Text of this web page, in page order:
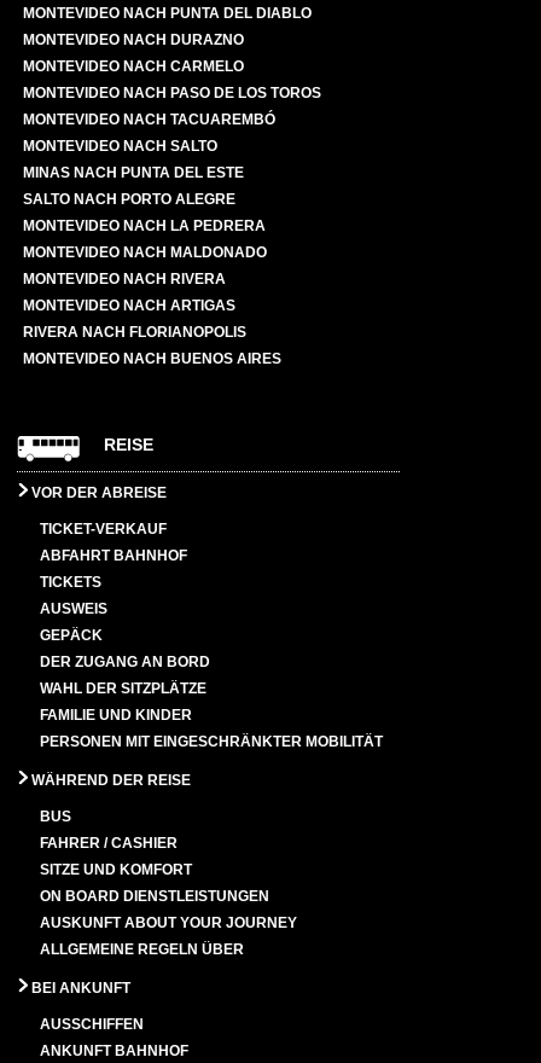
MONTEVIDEO NACH PUNTA DEL DIABLO
MONTEVIDEO NACH DURAZNO
MONTEVIDEO NACH CARMELO
MONTEVIDEO NACH PASO DE LOS TOROS
MONTEVIDEO NACH TACUAREMBÓ
MONTEVIDEO NACH SALTO
MINAS NACH PUNTA DEL ESTE
SALTO NACH PORTO ALEGRE
MONTEVIDEO NACH LA PEDRERA
MONTEVIDEO NACH MALDONADO
MONTEVIDEO NACH RIVERA
MONTEVIDEO NACH ARTIGAS
RIVERA NACH FLORIANOPOLIS
MONTEVIDEO NACH BUENOS AIRES
REISE
VOR DER ABREISE
TICKET-VERKAUF
ABFAHRT BAHNHOF
TICKETS
AUSWEIS
GEPÄCK
DER ZUGANG AN BORD
WAHL DER SITZPLÄTZE
FAMILIE UND KINDER
PERSONEN MIT EINGESCHRÄNKTER MOBILITÄT
WÄHREND DER REISE
BUS
FAHRER / CASHIER
SITZE UND KOMFORT
ON BOARD DIENSTLEISTUNGEN
AUSKUNFT ABOUT YOUR JOURNEY
ALLGEMEINE REGELN ÜBER
BEI ANKUNFT
AUSSCHIFFEN
ANKUNFT BAHNHOF